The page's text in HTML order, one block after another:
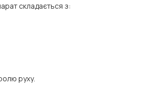
складається з:
руху.